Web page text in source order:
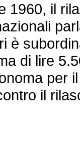
il
è
di lire
per
il